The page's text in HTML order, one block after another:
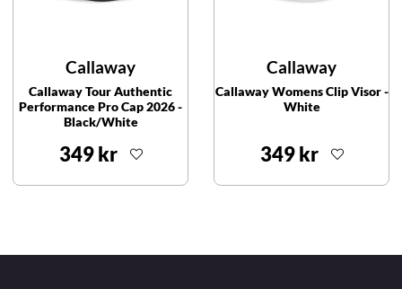
Callaway
Callaway Tour Authentic
Performance Pro Cap 2026 -
Black/White
349 kr
Callaway
Callaway Womens Clip Visor -
White
349 kr